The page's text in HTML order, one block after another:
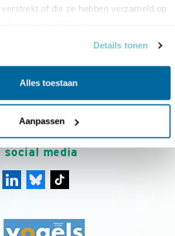
of die ze hebben verzameld op
Details tonen
Alles toestaan
Aanpassen
nieuws, inspiratie, acties en tips
social media